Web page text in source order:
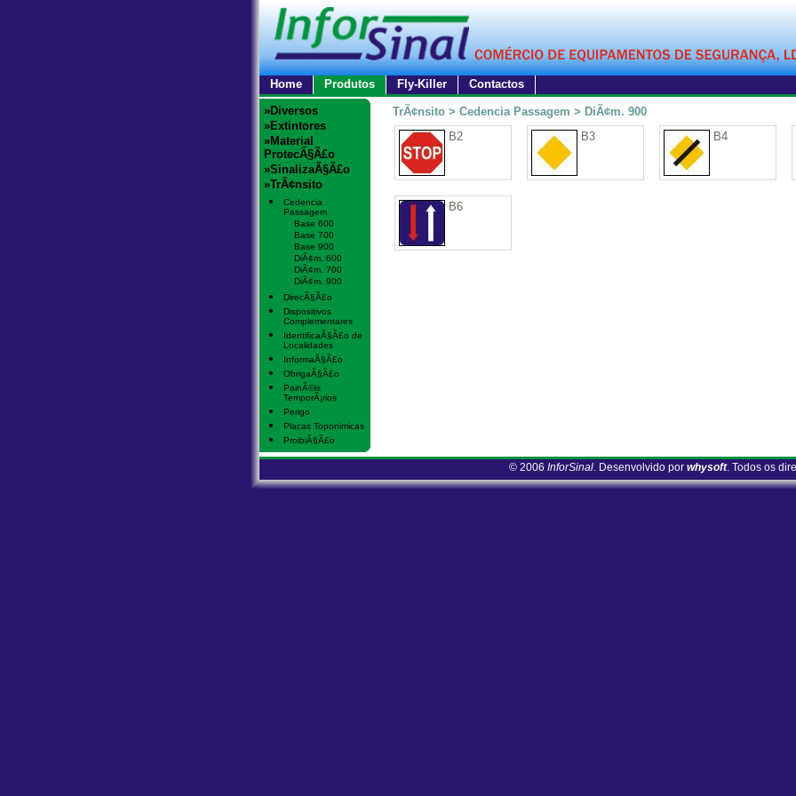
Home Produtos Fly-Killer
Contactos
»Diversos
»Extintores
»Material
ProtecÃ§Ã£o
»SinalizaÃ§Ã£o
»TrÃ¢nsito
Cedencia
Passagem
Base 600
Base 700
Base 900
DiÃ¢m. 600
DiÃ¢m. 700
DiÃ¢m. 900
DirecÃ§Ã£o
Dispositivos
Complementares
IdentificaÃ§Ã£o de
Localidades
InformaÃ§Ã£o
ObrigaÃ§Ã£o
PainÃ©is
TemporÃ¡rios
Perigo
Placas Toponimicas
ProibiÃ§Ã£o
TrÃ¢nsito > Cedencia Passagem > DiÃ¢m. 900
B2
B3 B4
B6
© 2006 InforSinal. Desenvolvido por whysoft. Todos os